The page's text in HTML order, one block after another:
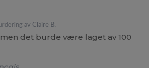
av Claire B.
det burde være laget av 100